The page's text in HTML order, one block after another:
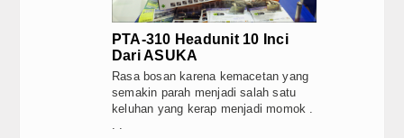
STEREO WAREHOUSE
PTA-310 Headunit 10 Inci
Dari ASUKA
Rasa bosan karena kemacetan yang
semakin parah menjadi salah satu
keluhan yang kerap menjadi momok .